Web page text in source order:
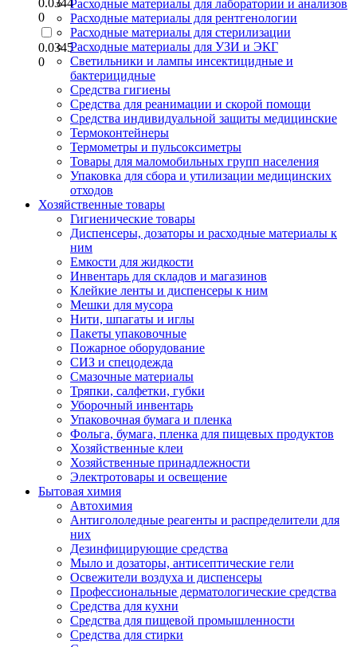
0.0344
0
0.0345
0
Расходные материалы для лаборатории и анализов
Расходные материалы для рентгенологии
Расходные материалы для стерилизации
Расходные материалы для УЗИ и ЭКГ
Светильники и лампы инсектицидные и
бактерицидные
Средства гигиены
Средства для реанимации и скорой помощи
Средства индивидуальной защиты медицинские
Термоконтейнеры
Термометры и пульсоксиметры
Товары для маломобильных групп населения
Упаковка для сбора и утилизации медицинских
отходов
Хозяйственные товары
Гигиенические товары
Диспенсеры, дозаторы и расходные материалы к
ним
Емкости для жидкости
Инвентарь для складов и магазинов
Клейкие ленты и диспенсеры к ним
Мешки для мусора
Нити, шпагаты и иглы
Пакеты упаковочные
Пожарное оборудование
СИЗ и спецодежда
Смазочные материалы
Тряпки, салфетки, губки
Уборочный инвентарь
Упаковочная бумага и пленка
Фольга, бумага, пленка для пищевых продуктов
Хозяйственные клеи
Хозяйственные принадлежности
Электротовары и освещение
Бытовая химия
Автохимия
Антигололедные реагенты и распределители для
них
Дезинфицирующие средства
Мыло и дозаторы, антисептические гели
Освежители воздуха и диспенсеры
Профессиональные дерматологические средства
Средства для кухни
Средства для пищевой промышленности
Средства для стирки